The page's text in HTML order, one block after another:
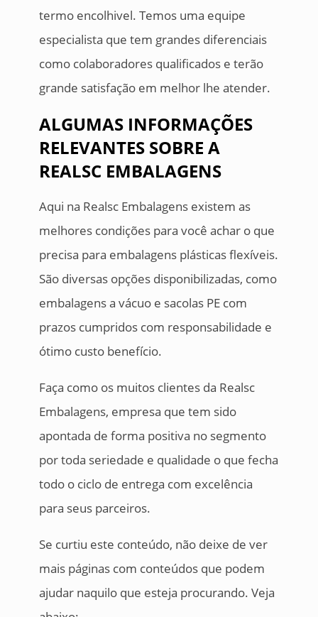
termo encolhivel. Temos uma equipe
especialista que tem grandes diferenciais
como colaboradores qualificados e terão
grande satisfação em melhor lhe atender.
ALGUMAS INFORMAÇÕES
RELEVANTES SOBRE A
REALSC EMBALAGENS
Aqui na Realsc Embalagens existem as
melhores condições para você achar o que
precisa para embalagens plásticas flexíveis.
São diversas opções disponibilizadas, como
embalagens a vácuo e sacolas PE com
prazos cumpridos com responsabilidade e
ótimo custo benefício.
Faça como os muitos clientes da Realsc
Embalagens, empresa que tem sido
apontada de forma positiva no segmento
por toda seriedade e qualidade o que fecha
todo o ciclo de entrega com excelência
para seus parceiros.
Se curtiu este conteúdo, não deixe de ver
mais páginas com conteúdos que podem
ajudar naquilo que esteja procurando. Veja